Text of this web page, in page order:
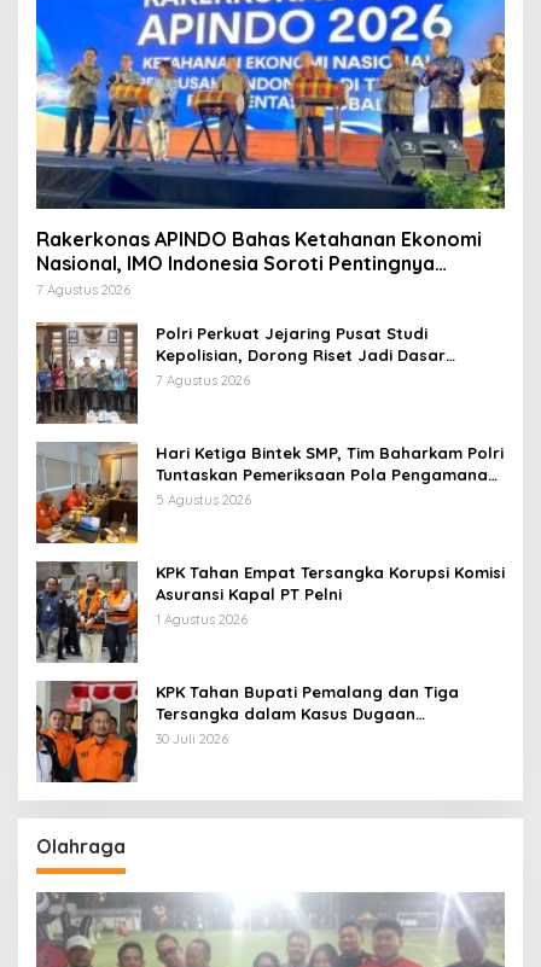
Rakerkonas APINDO Bahas Ketahanan Ekonomi
Nasional, IMO Indonesia Soroti Pentingnya
Kolaborasi Lintas Sektor
7 Agustus 2026
Polri Perkuat Jejaring Pusat Studi
Kepolisian, Dorong Riset Jadi Dasar
Kebijakan dan Inovasi
7 Agustus 2026
Hari Ketiga Bintek SMP, Tim Baharkam Polri
Tuntaskan Pemeriksaan Pola Pengamanan
Pertamina Patra Niaga Jabar
5 Agustus 2026
KPK Tahan Empat Tersangka Korupsi Komisi
Asuransi Kapal PT Pelni
1 Agustus 2026
KPK Tahan Bupati Pemalang dan Tiga
Tersangka dalam Kasus Dugaan
Pemerasan
30 Juli 2026
Olahraga